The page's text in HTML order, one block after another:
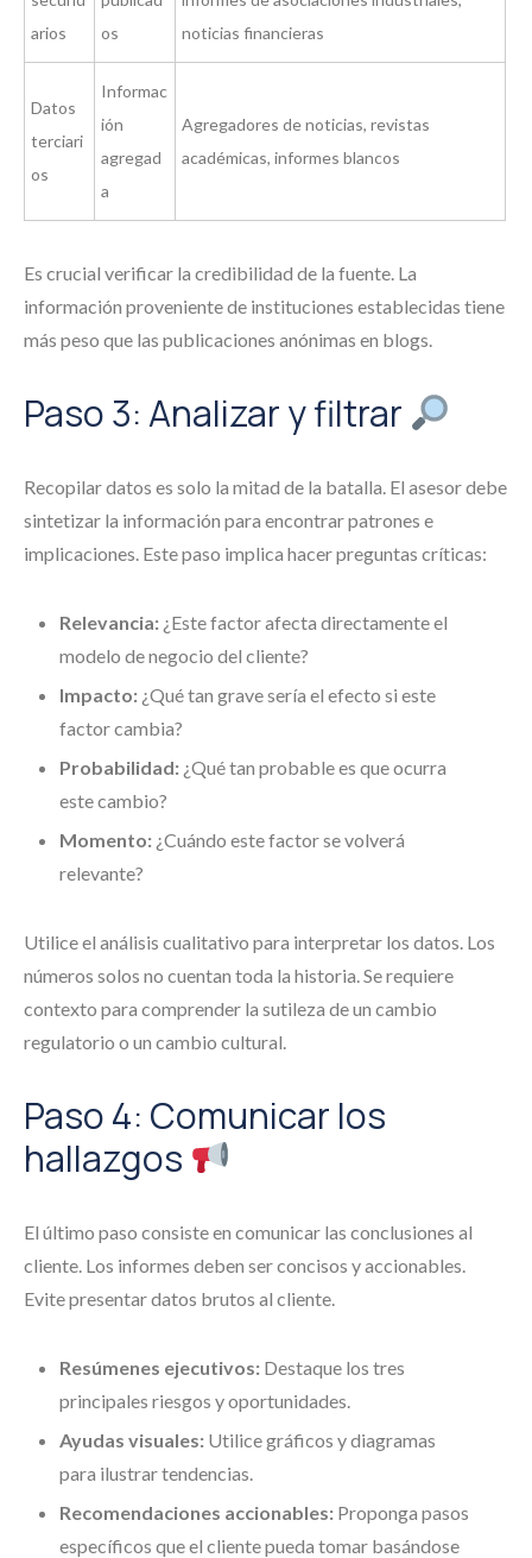
arios
os
noticias financieras
Datos
terciari
os
Informac
ión
agregad
a
Agregadores de noticias, revistas
académicas, informes blancos
Es crucial verificar la credibilidad de la fuente. La
información proveniente de instituciones establecidas tiene
más peso que las publicaciones anónimas en blogs.
Paso 3: Analizar y filtrar
Recopilar datos es solo la mitad de la batalla. El asesor debe
sintetizar la información para encontrar patrones e
implicaciones. Este paso implica hacer preguntas críticas:
Relevancia: ¿Este factor afecta directamente el
modelo de negocio del cliente?
Impacto: ¿Qué tan grave sería el efecto si este
factor cambia?
Probabilidad: ¿Qué tan probable es que ocurra
este cambio?
Momento: ¿Cuándo este factor se volverá
relevante?
Utilice el análisis cualitativo para interpretar los datos. Los
números solos no cuentan toda la historia. Se requiere
contexto para comprender la sutileza de un cambio
regulatorio o un cambio cultural.
Paso 4: Comunicar los
hallazgos
El último paso consiste en comunicar las conclusiones al
cliente. Los informes deben ser concisos y accionables.
Evite presentar datos brutos al cliente.
Resúmenes ejecutivos: Destaque los tres
principales riesgos y oportunidades.
Ayudas visuales: Utilice gráficos y diagramas
para ilustrar tendencias.
Recomendaciones accionables: Proponga pasos
específicos que el cliente pueda tomar basándose